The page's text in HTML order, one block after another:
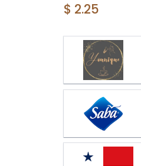
$ 2.25